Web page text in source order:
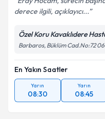
derece ilgili, açıklayıcı...
Özel Koru Kavaklıdere
Barbaros, Büklüm Cad.No:72
En Yakın Saatler
Yarın
08:30
Yarın
08:45